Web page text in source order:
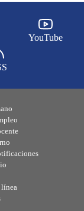
YouTube